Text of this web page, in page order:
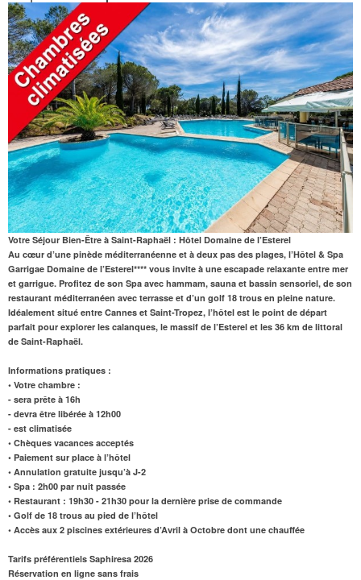
Votre Séjour Bien-Être à Saint-Raphaël : Hôtel Domaine de l’Esterel
Au cœur d’une pinède méditerranéenne et à deux pas des plages, l’Hôtel & Spa
Garrigae Domaine de l’Esterel**** vous invite à une escapade relaxante entre mer
et garrigue. Profitez de son Spa avec hammam, sauna et bassin sensoriel, de son
restaurant méditerranéen avec terrasse et d’un golf 18 trous en pleine nature.
Idéalement situé entre Cannes et Saint-Tropez, l’hôtel est le point de départ
parfait pour explorer les calanques, le massif de l’Esterel et les 36 km de littoral
de Saint-Raphaël.
Informations pratiques :
• Votre chambre :
- sera prête à 16h
- devra être libérée à 12h00
- est climatisée
• Chèques vacances acceptés
• Paiement sur place à l’hôtel
• Annulation gratuite jusqu’à J-2
• Spa : 2h00 par nuit passée
• Restaurant : 19h30 - 21h30 pour la dernière prise de commande
• Golf de 18 trous au pied de l’hôtel
• Accès aux 2 piscines extérieures d’Avril à Octobre dont une chauffée
Tarifs préférentiels Saphiresa 2026
Réservation en ligne sans frais